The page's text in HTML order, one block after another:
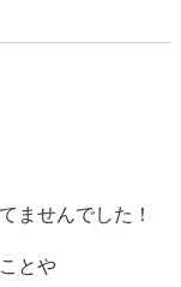
ませんでした！
とや